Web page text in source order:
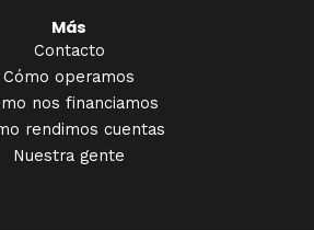
Más
Contacto
Cómo operamos
nos financiamos
rendimos cuentas
Nuestra gente